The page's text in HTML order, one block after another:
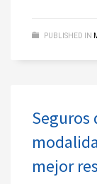
PUBLISHED IN
Seguros
mejor